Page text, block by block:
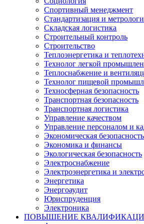
Спортивный менеджмент
Стандартизация и
Складская логистика
Строительный контроль
Строительство
Теплоэнергетика и
Технолог легкой
Теплоснабжение и
Технолог пищевой
Техносферная безопасность
Транспортная безопасность
Транспортная логистика
Управление качеством
Управление персоналом и
Экономическая безопасность
Экономика и финансы
Экологическая безопасность
Электроснабжение
Электроэнергетика и
Энергетика
Энергоаудит
Юриспруденция
Электроника
ПОВЫШЕНИЕ